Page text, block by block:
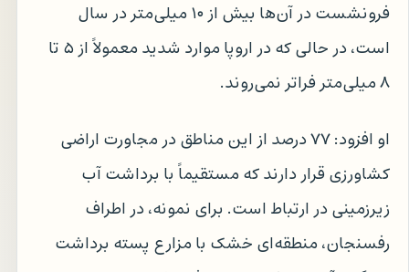
فرونشست در آن‌ها بیش از ۱۰ میلی‌متر در سال
است، در حالی که در اروپا موارد شدید معمولاً از ۵ تا
۸ میلی‌متر فراتر نمی‌روند.
او افزود: ۷۷ درصد از این مناطق در مجاورت اراضی
کشاورزی قرار دارند که مستقیماً با برداشت آب
زیرزمینی در ارتباط است. برای نمونه، در اطراف
رفسنجان، منطقه‌ای خشک با مزارع پسته برداشت